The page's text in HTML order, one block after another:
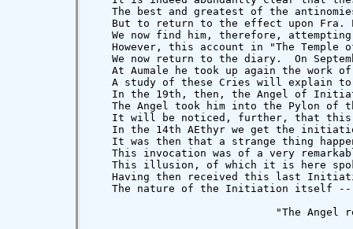
We now return to the diary.  On
At Aumale he took up again the work
A study of these Cries will explain
In the 19th, then, the Angel of
The Angel took him into the Pylon of
It will be noticed, further, that
In the 14th AEthyr we get the
It was then that a strange thing
This invocation was of a very
This illusion, of which it is here
Having then received this last
The nature of the Initiation itself
"The Angel